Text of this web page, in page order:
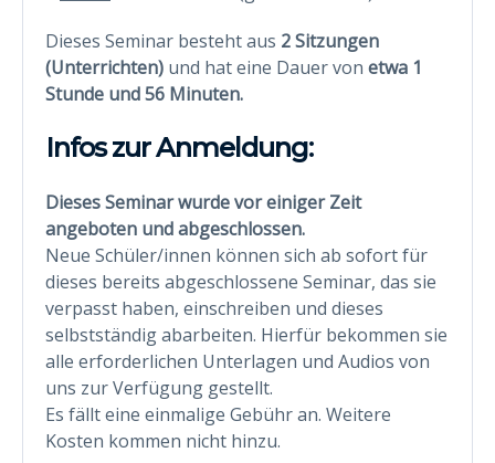
Dieses Seminar besteht aus 2 Sitzungen
(Unterrichten) und hat eine Dauer von etwa 1
Stunde und 56 Minuten.
Infos zur Anmeldung:
Dieses Seminar wurde vor einiger Zeit
angeboten und abgeschlossen.
Neue Schüler/innen können sich ab sofort für
dieses bereits abgeschlossene Seminar, das sie
verpasst haben, einschreiben und dieses
selbstständig abarbeiten. Hierfür bekommen sie
alle erforderlichen Unterlagen und Audios von
uns zur Verfügung gestellt.
Es fällt eine einmalige Gebühr an. Weitere
Kosten kommen nicht hinzu.